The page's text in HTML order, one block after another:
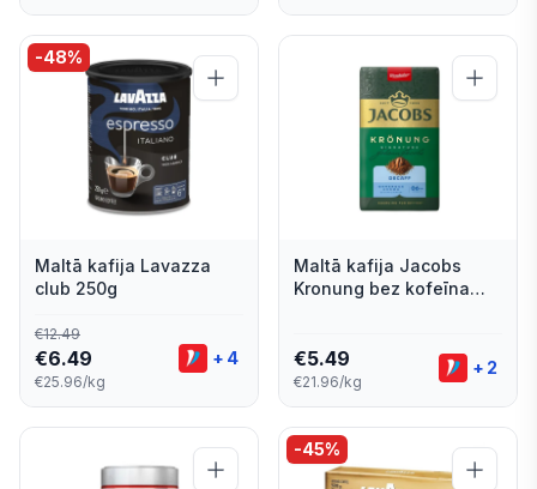
-48%
Maltā kafija Lavazza
club 250g
€12.49
€6.49
€25.96/kg
+ 4
Maltā kafija Jacobs
Kronung bez kofeīna
€5.49
€21.96/kg
+ 2
-45%